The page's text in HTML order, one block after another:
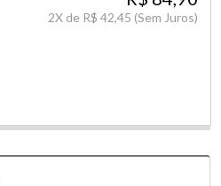
2X de R$ 42,45 (Sem Juros)